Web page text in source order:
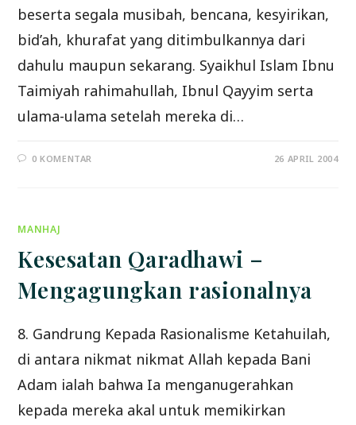
beserta segala musibah, bencana, kesyirikan,
bid’ah, khurafat yang ditimbulkannya dari
dahulu maupun sekarang. Syaikhul Islam Ibnu
Taimiyah rahimahullah, Ibnul Qayyim serta
ulama-ulama setelah mereka di…
0 KOMENTAR 26 APRIL 2004
MANHAJ
Kesesatan Qaradhawi –
Mengagungkan rasionalnya
8. Gandrung Kepada Rasionalisme Ketahuilah,
di antara nikmat nikmat Allah kepada Bani
Adam ialah bahwa Ia menganugerahkan
kepada mereka akal untuk memikirkan